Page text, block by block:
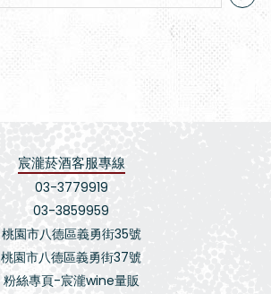
宸瀧菸酒客服專線
03-3779919
03-3859959
桃園市八德區義勇街35號
桃園市八德區義勇街37號
粉絲專頁-宸瀧wine量販